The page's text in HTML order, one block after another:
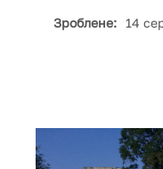
Зроблене: 14